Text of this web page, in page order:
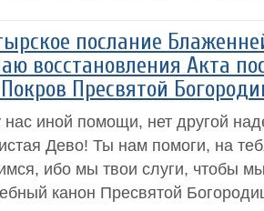
послание
восстановления Акта
Пресвятой
нас иной помощи, нет другой
Дево! Ты нам помоги, на
ибо мы твои слуги, чтобы
канон Пресвятой